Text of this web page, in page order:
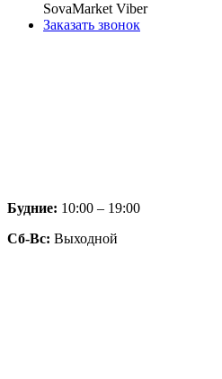
SovaMarket Viber
Заказать звонок
Будние: 10:00 – 19:00
Сб-Вс: Выходной